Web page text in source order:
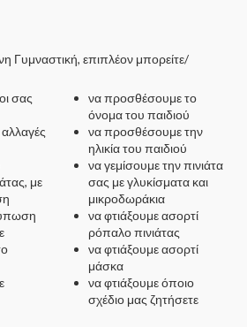
Γυμναστική, επιπλέον μπορείτε/
σας
αλλαγές
με
να προσθέσουμε το
όνομα του παιδιού
να προσθέσουμε την
ηλικία του παιδιού
να γεμίσουμε την πινιάτα
σας με γλυκίσματα και
μικροδωράκια
να φτιάξουμε ασορτί
ρόπαλο πινιάτας
να φτιάξουμε ασορτί
μάσκα
να φτιάξουμε όποιο
σχέδιο μας ζητήσετε